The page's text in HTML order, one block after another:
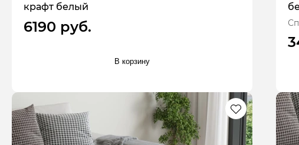
крафт белый
6190 руб.
В корзину